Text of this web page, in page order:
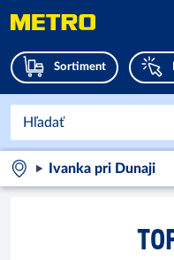
Sortiment
Ivanka pri Dunaji